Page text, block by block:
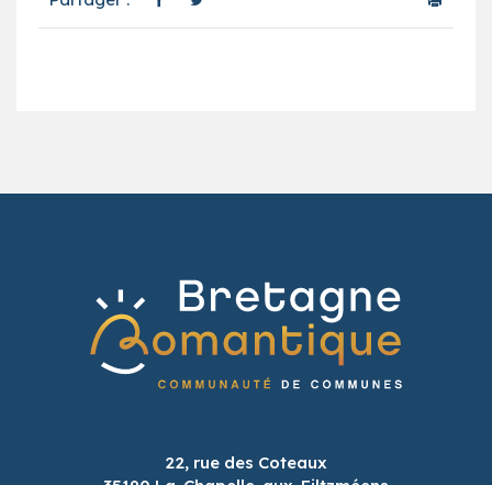
22, rue des Coteaux